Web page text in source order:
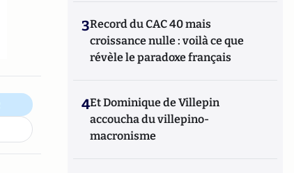
3Record du CAC 40 mais
croissance nulle : voilà ce que
révèle le paradoxe français
4Et Dominique de Villepin
accoucha du villepino-
macronisme